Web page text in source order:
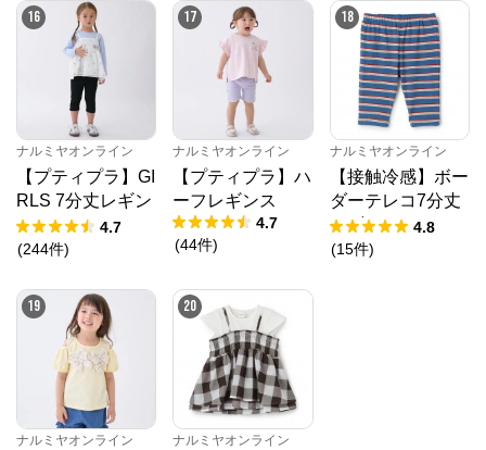
16
ナルミヤオンライン
【プティプラ】GI
RLS 7分丈レギン
ス
4.7
(244件)
17
ナルミヤオンライン
【プティプラ】ハ
ーフレギンス
4.7
(44件)
18
ナルミヤオンライン
【接触冷感】ボー
ダーテレコ7分丈
レギンス
4.8
(15件)
19
ナルミヤオンライン
20
ナルミヤオンライン